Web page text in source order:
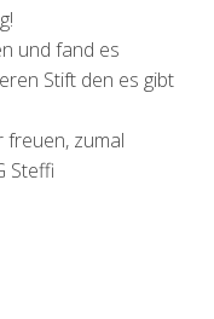
und fand es
Stift den es gibt
zumal
Steffi